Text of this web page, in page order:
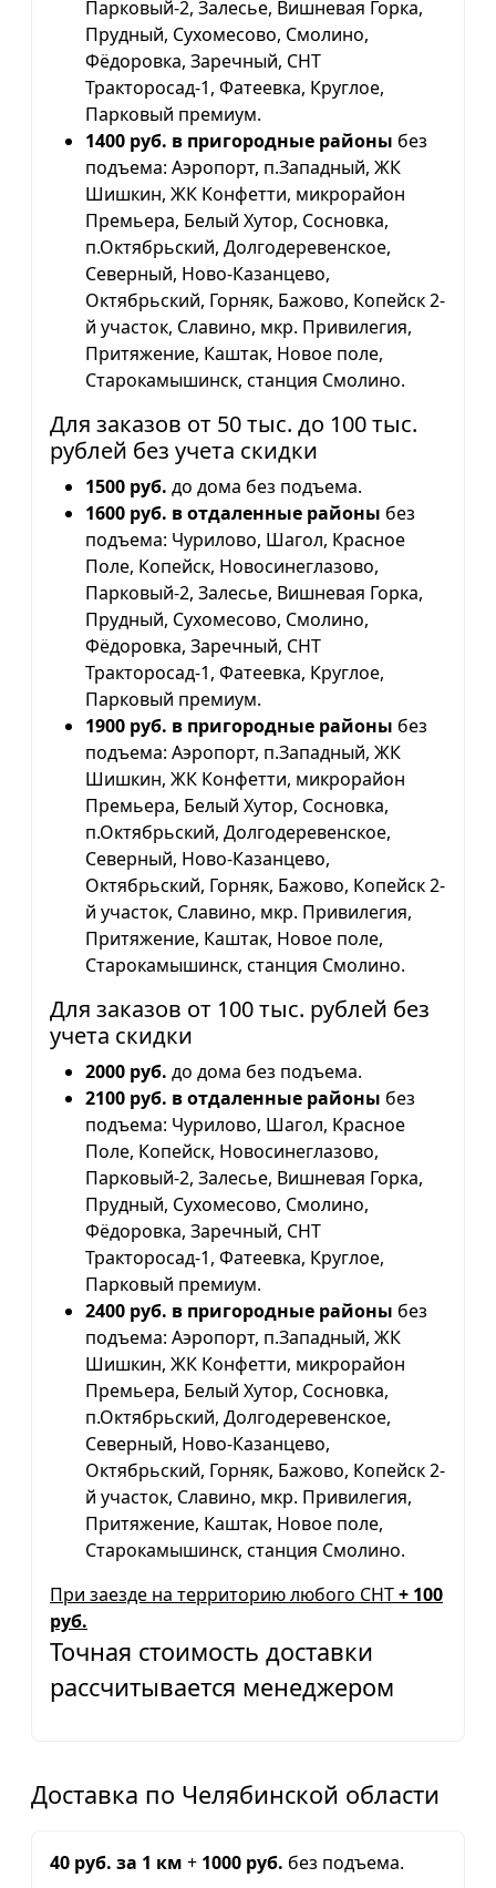
Парковый-2, Залесье, Вишневая Горка,
Прудный, Сухомесово, Смолино,
Фёдоровка, Заречный, СНТ
Тракторосад-1, Фатеевка, Круглое,
Парковый премиум.
1400 руб. в пригородные районы без
подъема: Аэропорт, п.Западный, ЖК
Шишкин, ЖК Конфетти, микрорайон
Премьера, Белый Хутор, Сосновка,
п.Октябрьский, Долгодеревенское,
Северный, Ново-Казанцево,
Октябрьский, Горняк, Бажово, Копейск 2-
й участок, Славино, мкр. Привилегия,
Притяжение, Каштак, Новое поле,
Старокамышинск, станция Смолино.
Для заказов от 50 тыс. до 100 тыс.
рублей без учета скидки
1500 руб. до дома без подъема.
1600 руб. в отдаленные районы без
подъема: Чурилово, Шагол, Красное
Поле, Копейск, Новосинеглазово,
Парковый-2, Залесье, Вишневая Горка,
Прудный, Сухомесово, Смолино,
Фёдоровка, Заречный, СНТ
Тракторосад-1, Фатеевка, Круглое,
Парковый премиум.
1900 руб. в пригородные районы без
подъема: Аэропорт, п.Западный, ЖК
Шишкин, ЖК Конфетти, микрорайон
Премьера, Белый Хутор, Сосновка,
п.Октябрьский, Долгодеревенское,
Северный, Ново-Казанцево,
Октябрьский, Горняк, Бажово, Копейск 2-
й участок, Славино, мкр. Привилегия,
Притяжение, Каштак, Новое поле,
Старокамышинск, станция Смолино.
Для заказов от 100 тыс. рублей без
учета скидки
2000 руб. до дома без подъема.
2100 руб. в отдаленные районы без
подъема: Чурилово, Шагол, Красное
Поле, Копейск, Новосинеглазово,
Парковый-2, Залесье, Вишневая Горка,
Прудный, Сухомесово, Смолино,
Фёдоровка, Заречный, СНТ
Тракторосад-1, Фатеевка, Круглое,
Парковый премиум.
2400 руб. в пригородные районы без
подъема: Аэропорт, п.Западный, ЖК
Шишкин, ЖК Конфетти, микрорайон
Премьера, Белый Хутор, Сосновка,
п.Октябрьский, Долгодеревенское,
Северный, Ново-Казанцево,
Октябрьский, Горняк, Бажово, Копейск 2-
й участок, Славино, мкр. Привилегия,
Притяжение, Каштак, Новое поле,
Старокамышинск, станция Смолино.
При заезде на территорию любого СНТ+ 100
руб.
Точная стоимость доставки
рассчитывается менеджером
Доставка по Челябинской области
40 руб. за 1 км + 1000 руб. без подъема.